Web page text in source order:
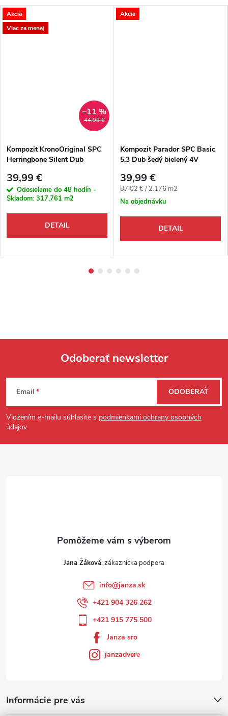
Akcia
Viac za menej
44,99 €
–11 %
Kompozit KronoOriginal SPC
Herringbone Silent Dub
39,99 €
Odosielame do 48 hodín -
Skladom: 317,761 m2
DETAIL
Akcia
Kompozit Parador SPC Basic
5.3 Dub šedý bielený 4V
39,99 €
Jednotková cena:
87,02 € / 2.176 m2
Na objednávku
DETAIL
Zápätie
Odoberať newsletter
Email
Vložením e-mailu súhlasíte s podmienkami ochrany osobných
údajov
ODOBERAŤ
Informácie pre vás
Jana Žáková
info@janza.sk
+421 904 326 262
+421 915 775 500
Janza sro
janzadvere